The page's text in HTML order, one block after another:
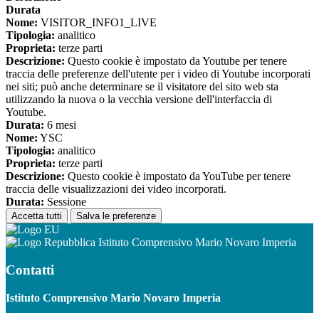
Durata
Nome: VISITOR_INFO1_LIVE
Tipologia: analitico
Proprieta: terze parti
Descrizione: Questo cookie è impostato da Youtube per tenere
traccia delle preferenze dell'utente per i video di Youtube incorporati
nei siti; può anche determinare se il visitatore del sito web sta
utilizzando la nuova o la vecchia versione dell'interfaccia di
Youtube.
Durata: 6 mesi
Nome: YSC
Tipologia: analitico
Proprieta: terze parti
Descrizione: Questo cookie è impostato da YouTube per tenere
traccia delle visualizzazioni dei video incorporati.
Durata: Sessione
Accetta tutti Salva le preferenze
Istituto Comprensivo Mario Novaro Imperia
Contatti
Istituto Comprensivo Mario Novaro Imperia